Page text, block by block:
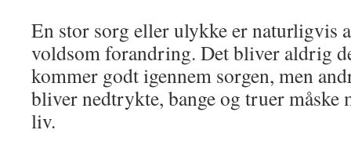
En stor sorg eller ulykke er naturligvis
voldsom forandring. Det bliver aldrig
kommer godt igennem sorgen, men
bliver nedtrykte, bange og truer måske
liv.